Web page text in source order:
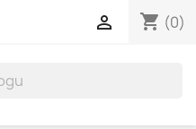
shopping_cart (0)
